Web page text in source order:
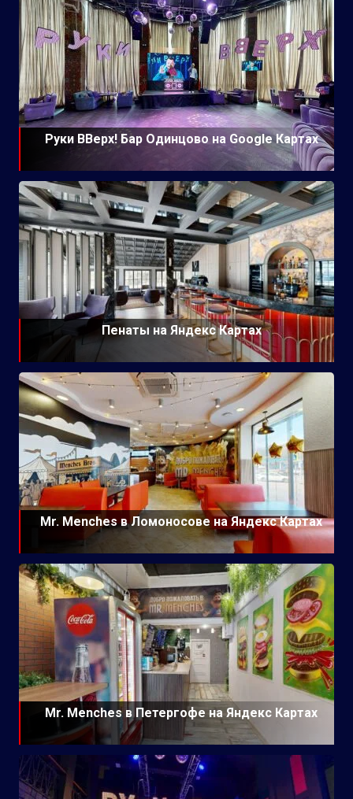
Руки ВВерх! Бар Одинцово на Google Картах
Пенаты на Яндекс Картах
Mr. Menches в Ломоносове на Яндекс Картах
Mr. Menches в Петергофе на Яндекс Картах